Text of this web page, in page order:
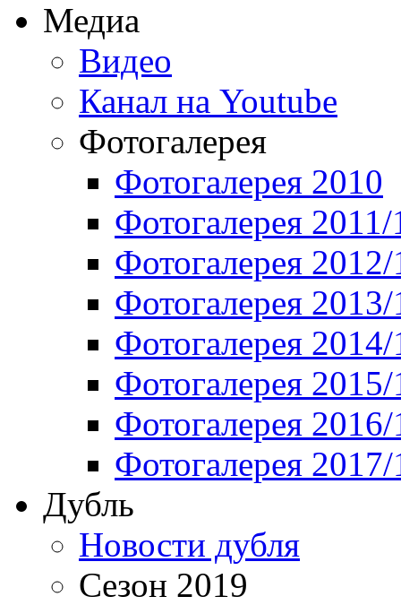
Медиа
Видео
Канал на Youtube
Фотогалерея
Фотогалерея 2010
Фотогалерея 2011/
Фотогалерея
Фотогалерея
Фотогалерея
Фотогалерея
Фотогалерея
Фотогалерея
Дубль
Новости дубля
Сезон 2019